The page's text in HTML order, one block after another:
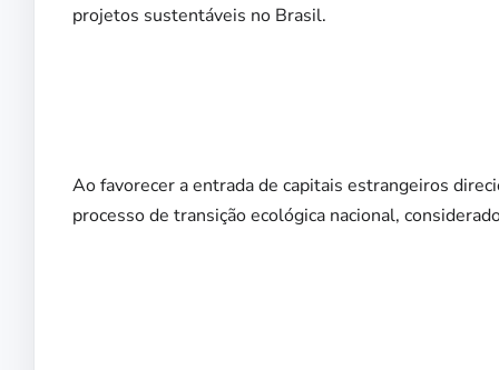
projetos sustentáveis no Brasil.
Ao favorecer a entrada de capitais estrangeiros
processo de transição ecológica nacional,